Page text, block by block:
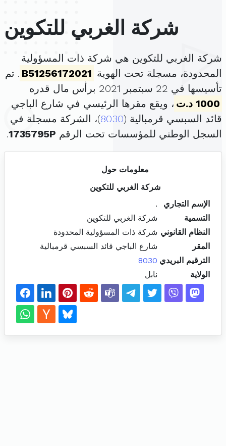
شركة الغربي للتكوين
شركة الغربي للتكوين هي شركة ذات المسؤولية
المحدودة، مسجلة تحت الهوية B51256172021 . تم
تأسيسها في 22 سبتمبر 2021 برأس مال قدره
1000 د.ت
، ويقع مقرها الرئيسي في شارع الباجي
قائد السبسي قرمبالية (8030)، الشركة مسجلة في
السجل الوطني للمؤسسات تحت الرقم 1735795P
.
معلومات حول
شركة الغربي للتكوين
الإسم التجاري
.
التسمية
شركة الغربي للتكوين
النظام القانوني شركة ذات المسؤولية المحدودة
المقر
شارع الباجي قائد السبسي قرمبالية
الترقيم البريدي 8030
الولاية
نابل